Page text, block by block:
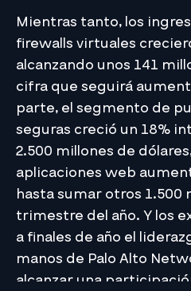
Mientras tanto, los
firewalls virtuales
alcanzando unos 141
cifra que seguirá
parte, el segmento de
seguras creció un 18%
2.500 millones de
aplicaciones web
hasta sumar otros 1.500
trimestre del año. Y los
a finales de año el
manos de Palo Alto
alcanzar una